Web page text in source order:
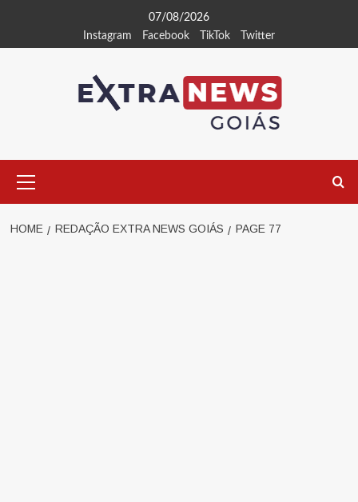
07/08/2026
Instagram
Facebook TikTok Twitter
Menu
HOME REDAÇÃO EXTRA NEWS GOIÁS PAGE 77